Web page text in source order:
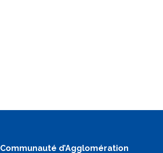
Communauté d’Agglomération